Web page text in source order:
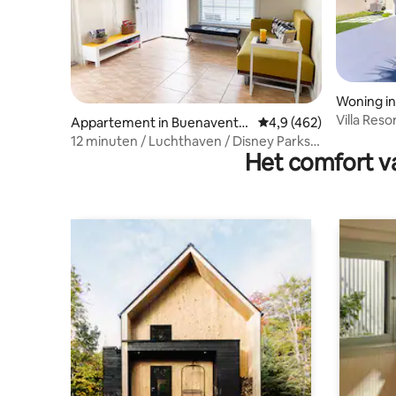
Appartement in Buenaventu
ra Lakes
Gemiddelde
4,9 (462)
12 minuten / Luchthaven / Disney Parks /
Woning
es
Villa
Het comfort